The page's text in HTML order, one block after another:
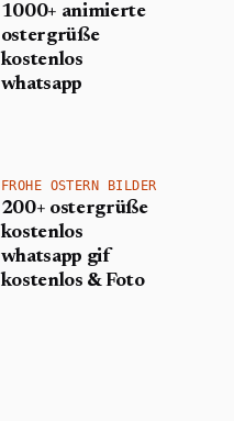
1000+ animierte
ostergrüße
kostenlos
whatsapp
FROHE OSTERN BILDER
200+ ostergrüße
kostenlos
whatsapp gif
kostenlos & Foto